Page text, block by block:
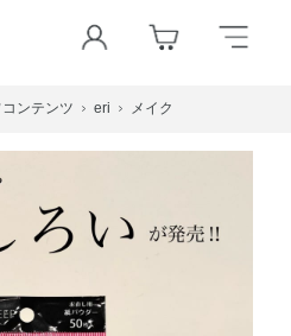
ンテンツ eri メイク